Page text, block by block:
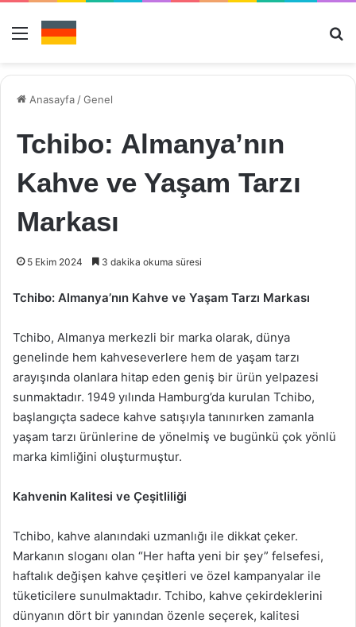
Menü
Anasayfa /Genel
Tchibo: Almanya’nın
Kahve ve Yaşam Tarzı
Markası
5 Ekim 2024 3 dakika okuma süresi
Tchibo: Almanya’nın Kahve ve Yaşam Tarzı Markası
Tchibo, Almanya merkezli bir marka olarak, dünya
genelinde hem kahveseverlere hem de yaşam tarzı
arayışında olanlara hitap eden geniş bir ürün yelpazesi
sunmaktadır. 1949 yılında Hamburg’da kurulan Tchibo,
başlangıçta sadece kahve satışıyla tanınırken zamanla
yaşam tarzı ürünlerine de yönelmiş ve bugünkü çok yönlü
marka kimliğini oluşturmuştur.
Kahvenin Kalitesi ve Çeşitliliği
Tchibo, kahve alanındaki uzmanlığı ile dikkat çeker.
Markanın sloganı olan “Her hafta yeni bir şey” felsefesi,
haftalık değişen kahve çeşitleri ve özel kampanyalar ile
tüketicilere sunulmaktadır. Tchibo, kahve çekirdeklerini
dünyanın dört bir yanından özenle seçerek, kalitesi